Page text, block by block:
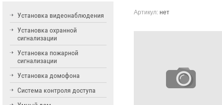
Артикул: нет
Установка видеонаблюдения
Установка охранной
сигнализации
Установка пожарной
сигнализации
Установка домофона
Система контроля доступа